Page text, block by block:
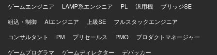
ゲームエンジニア
LAMP系エンジニア PL 汎用機
ブリッジSE
組込・制御
AIエンジニア 上級SE
フルスタックエンジニア
コンサルタント
PM プリセールス PMO
プロダクトマネージャー
ゲームプログラマ
ゲームディレクター
デバッカー